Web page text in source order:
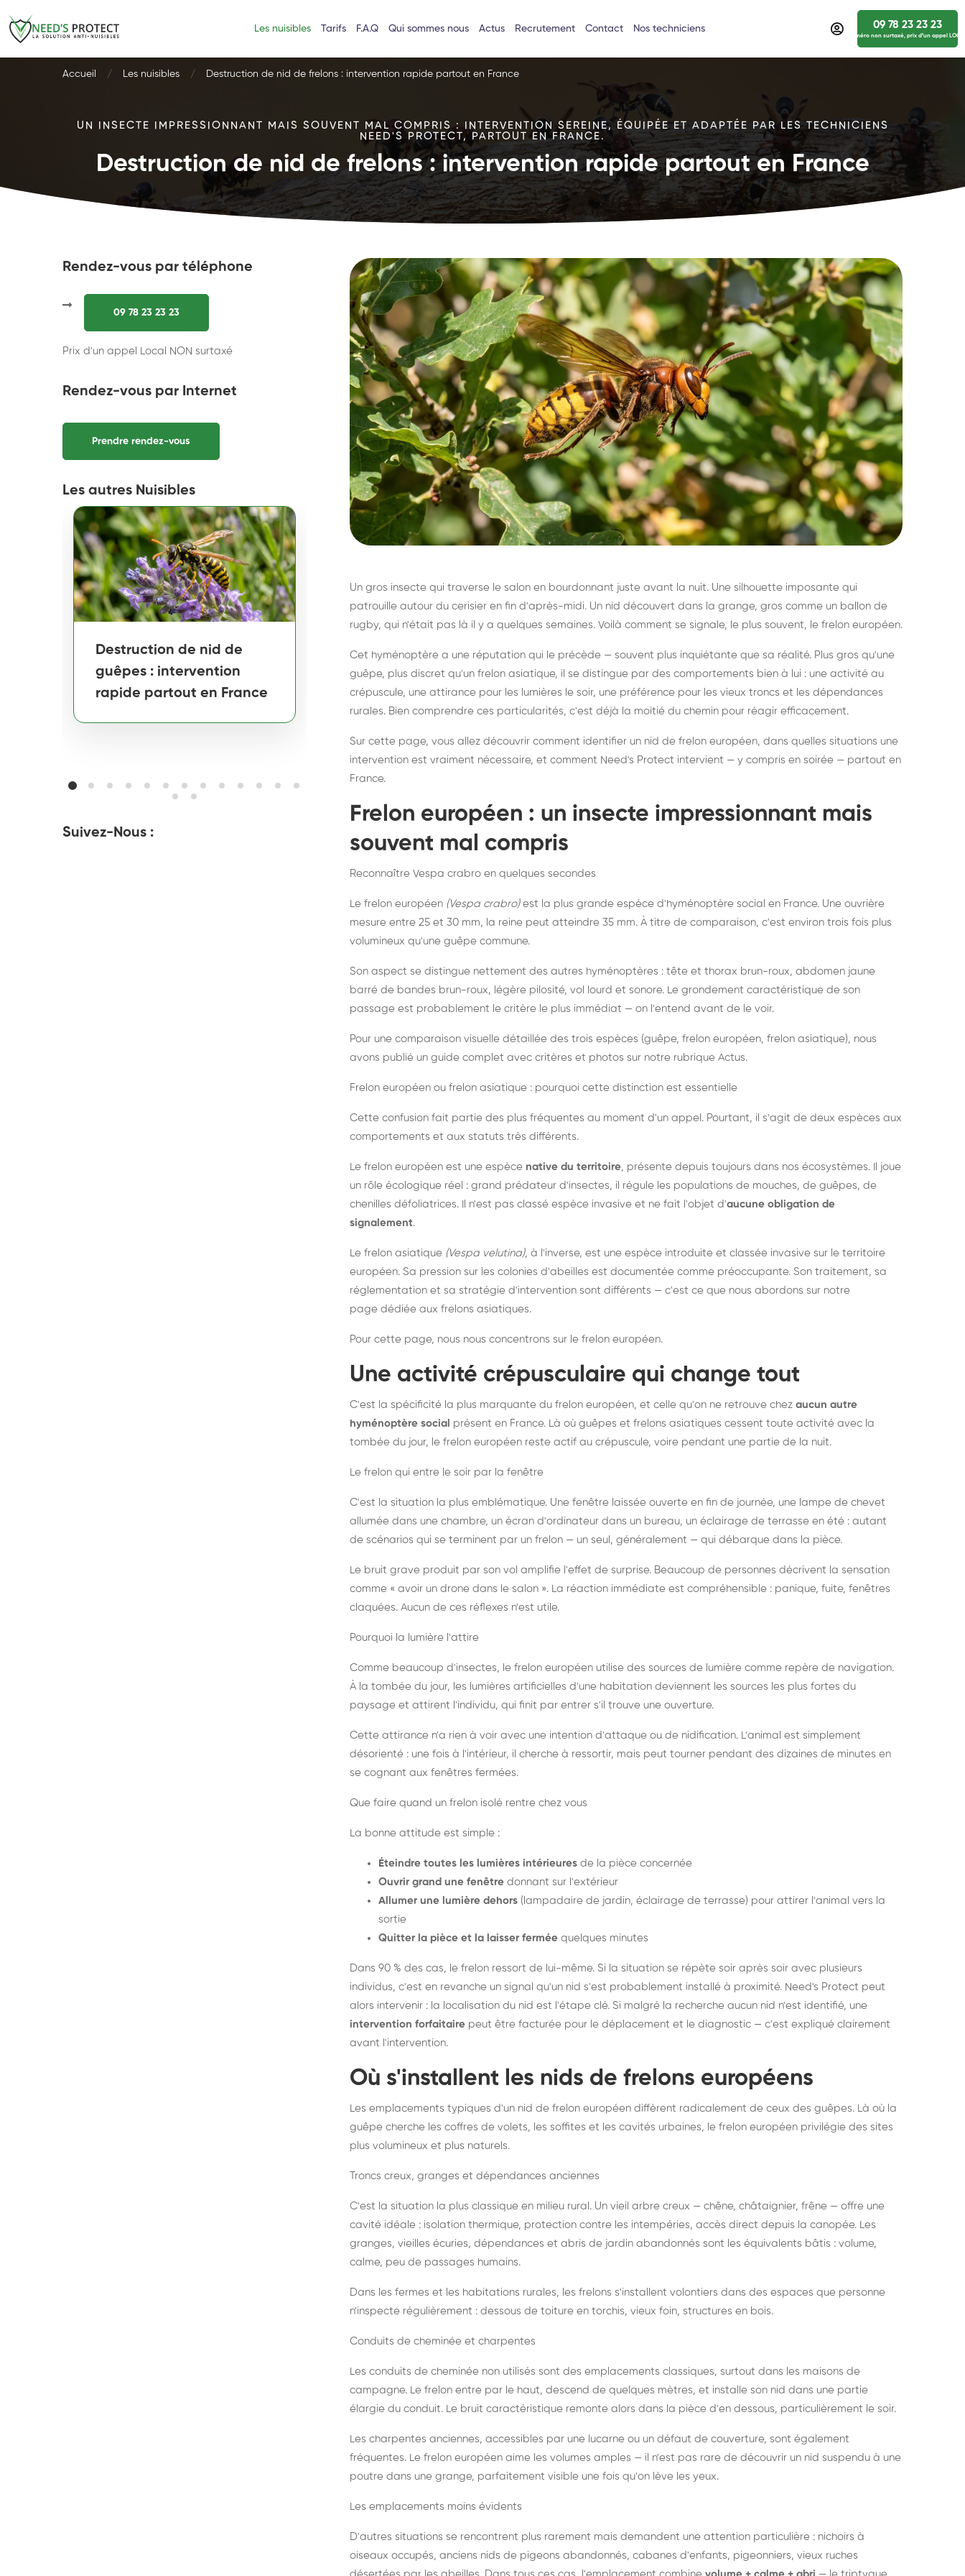
Les nuisibles Tarifs F.A.Q Qui sommes nous Actus Recrutement Contact Nos techniciens 09 78 23 23 23
numéro non surtaxé, prix d’un appel
Accueil Les nuisibles Destruction de nid de frelons : intervention rapide partout en France
UN INSECTE IMPRESSIONNANT MAIS SOUVENT MAL COMPRIS : INTERVENTION SEREINE, ÉQUIPÉE ET ADAPTÉE PAR LES TECHNICIENS
NEED'S PROTECT, PARTOUT EN FRANCE.
Destruction de nid de frelons : intervention rapide partout en France
Rendez-vous par téléphone
09 78 23 23 23
Prix d'un appel Local NON surtaxé
Rendez-vous par Internet
Prendre rendez-vous
Les autres Nuisibles
Destruction de nid de
guêpes : intervention
rapide partout en France
Destruction de nid de
frelons asiatiques :
intervention partout en
France
Dératisation : éliminer
durablement rats et
souris, partout en France
Suivez-Nous :
Un gros insecte qui traverse le salon en bourdonnant juste avant la nuit. Une silhouette imposante qui
patrouille autour du cerisier en fin d'après-midi. Un nid découvert dans la grange, gros comme un ballon de
rugby, qui n'était pas là il y a quelques semaines. Voilà comment se signale, le plus souvent, le frelon européen.
Cet hyménoptère a une réputation qui le précède — souvent plus inquiétante que sa réalité. Plus gros qu'une
guêpe, plus discret qu'un frelon asiatique, il se distingue par des comportements bien à lui : une activité au
crépuscule, une attirance pour les lumières le soir, une préférence pour les vieux troncs et les dépendances
rurales. Bien comprendre ces particularités, c'est déjà la moitié du chemin pour réagir efficacement.
Sur cette page, vous allez découvrir comment identifier un nid de frelon européen, dans quelles situations une
intervention est vraiment nécessaire, et comment Need's Protect intervient — y compris en soirée — partout en
France.
Frelon européen : un insecte impressionnant mais
souvent mal compris
Reconnaître Vespa crabro en quelques secondes
Le frelon européen (Vespa crabro)est la plus grande espèce d'hyménoptère social en France. Une ouvrière
mesure entre 25 et 30 mm, la reine peut atteindre 35 mm. À titre de comparaison, c'est environ trois fois plus
volumineux qu'une guêpe commune.
Son aspect se distingue nettement des autres hyménoptères : tête et thorax brun-roux, abdomen jaune
barré de bandes brun-roux, légère pilosité, vol lourd et sonore. Le grondement caractéristique de son
passage est probablement le critère le plus immédiat — on l'entend avant de le voir.
Pour une comparaison visuelle détaillée des trois espèces (guêpe, frelon européen, frelon asiatique), nous
avons publié un guide complet avec critères et photos sur notre rubrique Actus.
Frelon européen ou frelon asiatique : pourquoi cette distinction est essentielle
Cette confusion fait partie des plus fréquentes au moment d'un appel. Pourtant, il s'agit de deux espèces aux
comportements et aux statuts très différents.
Le frelon européen est une espèce native du territoire, présente depuis toujours dans nos écosystèmes. Il joue
un rôle écologique réel : grand prédateur d'insectes, il régule les populations de mouches, de guêpes, de
chenilles défoliatrices. Il n'est pas classé espèce invasive et ne fait l'objet d'aucune obligation de
signalement.
Le frelon asiatique (Vespa velutina), à l'inverse, est une espèce introduite et classée invasive sur le territoire
européen. Sa pression sur les colonies d'abeilles est documentée comme préoccupante. Son traitement, sa
réglementation et sa stratégie d'intervention sont différents — c'est ce que nous abordons sur notre
page dédiée aux frelons asiatiques.
Pour cette page, nous nous concentrons sur le frelon européen.
Une activité crépusculaire qui change tout
C'est la spécificité la plus marquante du frelon européen, et celle qu'on ne retrouve chez aucun autre
hyménoptère social présent en France. Là où guêpes et frelons asiatiques cessent toute activité avec la
tombée du jour, le frelon européen reste actif au crépuscule, voire pendant une partie de la nuit.
Le frelon qui entre le soir par la fenêtre
C'est la situation la plus emblématique. Une fenêtre laissée ouverte en fin de journée, une lampe de chevet
allumée dans une chambre, un écran d'ordinateur dans un bureau, un éclairage de terrasse en été : autant
de scénarios qui se terminent par un frelon — un seul, généralement — qui débarque dans la pièce.
Le bruit grave produit par son vol amplifie l'effet de surprise. Beaucoup de personnes décrivent la sensation
comme « avoir un drone dans le salon ». La réaction immédiate est compréhensible : panique, fuite, fenêtres
claquées. Aucun de ces réflexes n'est utile.
Pourquoi la lumière l'attire
Comme beaucoup d'insectes, le frelon européen utilise des sources de lumière comme repère de navigation.
À la tombée du jour, les lumières artificielles d'une habitation deviennent les sources les plus fortes du
paysage et attirent l'individu, qui finit par entrer s'il trouve une ouverture.
Cette attirance n'a rien à voir avec une intention d'attaque ou de nidification. L'animal est simplement
désorienté : une fois à l'intérieur, il cherche à ressortir, mais peut tourner pendant des dizaines de minutes en
se cognant aux fenêtres fermées.
Que faire quand un frelon isolé rentre chez vous
La bonne attitude est simple :
Éteindre toutes les lumières intérieures de la pièce concernée
Ouvrir grand une fenêtre donnant sur l'extérieur
Allumer une lumière dehors (lampadaire de jardin, éclairage de terrasse) pour attirer l'animal vers la
sortie
Quitter la pièce et la laisser fermée quelques minutes
Dans 90 % des cas, le frelon ressort de lui-même. Si la situation se répète soir après soir avec plusieurs
individus, c'est en revanche un signal qu'un nid s'est probablement installé à proximité. Need's Protect peut
alors intervenir : la localisation du nid est l'étape clé. Si malgré la recherche aucun nid n'est identifié, une
intervention forfaitaire peut être facturée pour le déplacement et le diagnostic — c'est expliqué clairement
avant l'intervention.
Où s'installent les nids de frelons européens
Les emplacements typiques d'un nid de frelon européen diffèrent radicalement de ceux des guêpes. Là où la
guêpe cherche les coffres de volets, les soffites et les cavités urbaines, le frelon européen privilégie des sites
plus volumineux et plus naturels.
Troncs creux, granges et dépendances anciennes
C'est la situation la plus classique en milieu rural. Un vieil arbre creux — chêne, châtaignier, frêne — offre une
cavité idéale : isolation thermique, protection contre les intempéries, accès direct depuis la canopée. Les
granges, vieilles écuries, dépendances et abris de jardin abandonnés sont les équivalents bâtis : volume,
calme, peu de passages humains.
Dans les fermes et les habitations rurales, les frelons s'installent volontiers dans des espaces que personne
n'inspecte régulièrement : dessous de toiture en torchis, vieux foin, structures en bois.
Conduits de cheminée et charpentes
Les conduits de cheminée non utilisés sont des emplacements classiques, surtout dans les maisons de
campagne. Le frelon entre par le haut, descend de quelques mètres, et installe son nid dans une partie
élargie du conduit. Le bruit caractéristique remonte alors dans la pièce d'en dessous, particulièrement le soir.
Les charpentes anciennes, accessibles par une lucarne ou un défaut de couverture, sont également
fréquentes. Le frelon européen aime les volumes amples — il n'est pas rare de découvrir un nid suspendu à une
poutre dans une grange, parfaitement visible une fois qu'on lève les yeux.
Les emplacements moins évidents
D'autres situations se rencontrent plus rarement mais demandent une attention particulière : nichoirs à
oiseaux occupés, anciens nids de pigeons abandonnés, cabanes d'enfants, pigeonniers, vieux ruches